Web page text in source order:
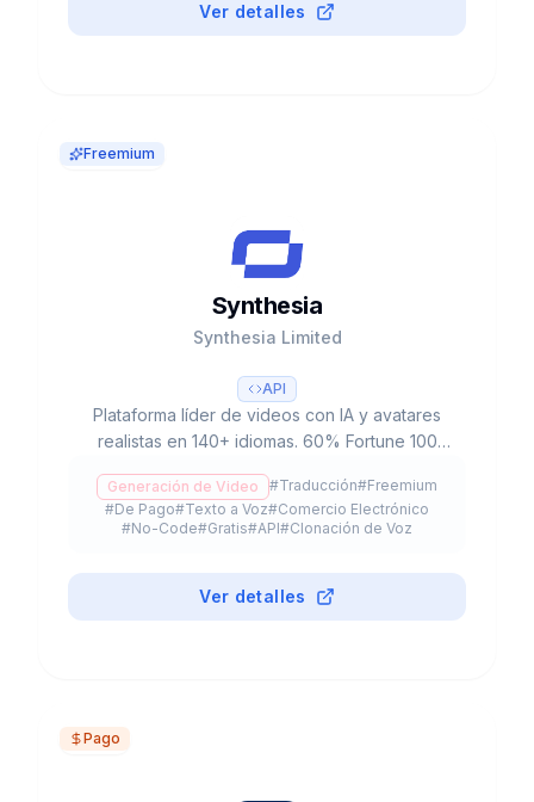
Ver detalles
Freemium
Synthesia
Synthesia Limited
API
Plataforma líder de videos con IA y avatares
realistas en 140+ idiomas. 60% Fortune 100
reducción del 90% en tiempo de producción.
Generación de Video #Traducción#Freemium
#De Pago#Texto a Voz#Comercio Electrónico
#No-Code#Gratis#API#Clonación de Voz
Ver detalles
Pago